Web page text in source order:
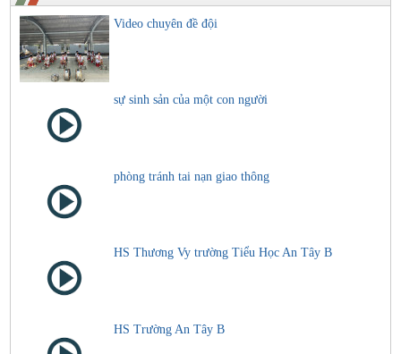
Video chuyên đề đội
sự sinh sản của một con người
phòng tránh tai nạn giao thông
HS Thương Vy trường Tiểu Học An Tây B
HS Trường An Tây B